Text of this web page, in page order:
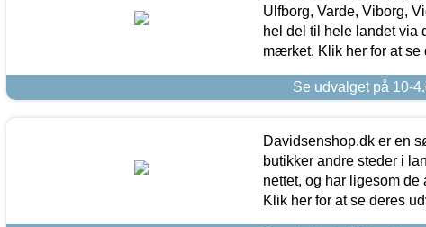
Ulfborg, Varde, Viborg,
hel del til hele landet via
mærket. Klik her for at se
Se udvalget på 10-
Davidsenshop.dk er en
butikker andre steder i
nettet, og har ligesom
Klik her for at se deres